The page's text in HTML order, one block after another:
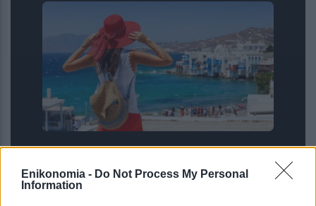
Enikonomia - Do Not Process My Personal
Information
Τουρισμός για Όλους: Ποια ΑΦΜ
κάνουν αιτήσεις σήμερα